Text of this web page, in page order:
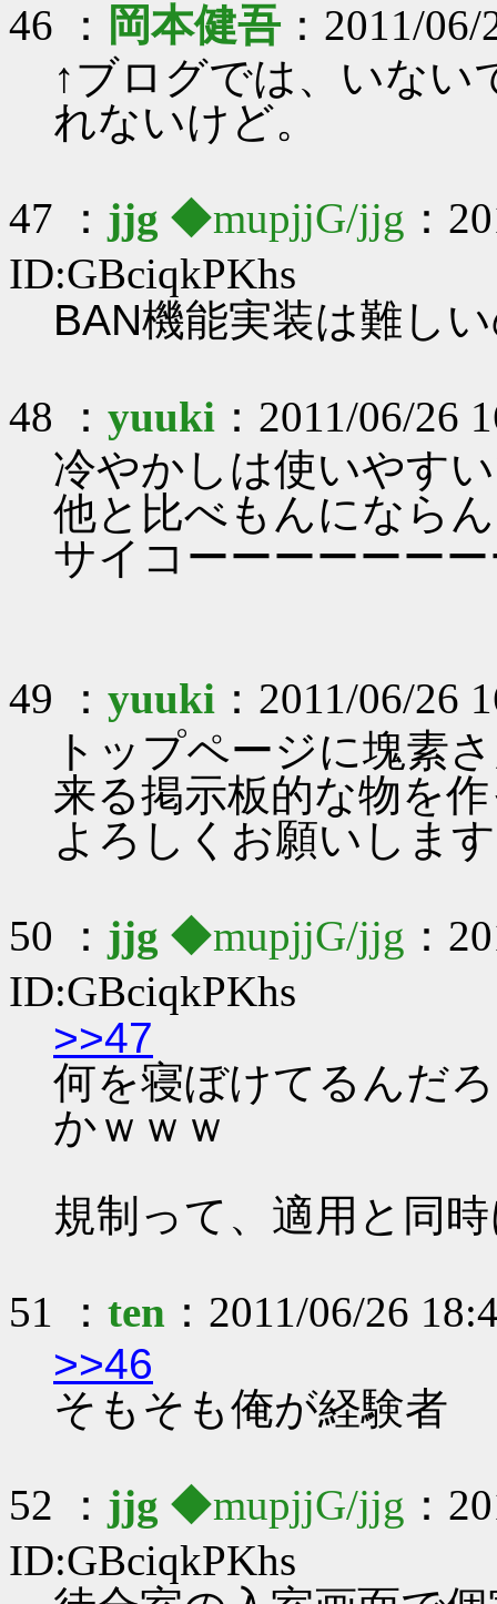
46 ： 岡本健吾：2011/06/
↑ブログでは、いない
れないけど。
47 ： jjg ◆mupjjG/jjg ：
ID:GBciqkPKhs
BAN機能実装は難し
48 ： yuuki ：2011/06/26
冷やかしは使いやす
他と比べもんにならん
サイコーーーーーー
49 ： yuuki ：2011/06/26
トップページに塊素
来る掲示板的な物を
よろしくお願いしま
50 ： jjg ◆mupjjG/jjg ：
ID:GBciqkPKhs
>>47
何を寝ぼけてるんだ
かｗｗｗ
規制って、適用と同
51 ： ten ：2011/06/26
>>46
そもそも俺が経験者
52 ： jjg ◆mupjjG/jjg ：
ID:GBciqkPKhs